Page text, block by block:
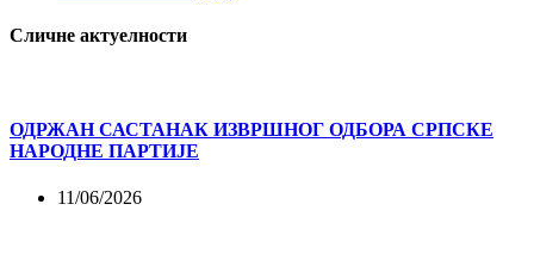
Сличне актуелности
ОДРЖАН САСТАНАК ИЗВРШНОГ ОДБОРА СРПСКЕ
НАРОДНЕ ПАРТИЈЕ
11/06/2026